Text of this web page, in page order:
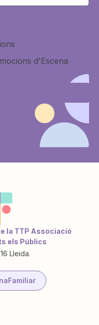
d'Escena
la TTP Associació
els Públics
Lleida.